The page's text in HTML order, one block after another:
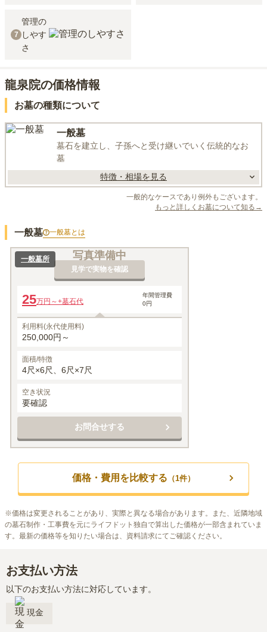
7
管理の
しやす
さ
龍泉院の価格情報
お墓の種類について
一般墓
墓石を建立し、子孫へと受け継いでいく伝統的なお
墓
特徴・相場を見る
一般的なケースであり例外もございます。
もっと詳しくお墓について知る→
一般墓 一般墓とは
写真準備中
見学で実物を確認
一般墓所
25万円～+墓石代
年間管理費
0円
利用料(永代使用料)
250,000円～
面積/特徴
4尺×6尺、6尺×7尺
空き状況
要確認
お問合せする
価格・費用を比較する （1件）
※価格は変更されることがあり、実際と異なる場合があります。また、近隣地域
の墓石制作・工事費を元にライフドット独自で算出した価格が一部含まれていま
す。最新の価格等を知りたい場合は、資料請求にてご確認ください。
お支払い方法
以下のお支払い方法に対応しています。
現金